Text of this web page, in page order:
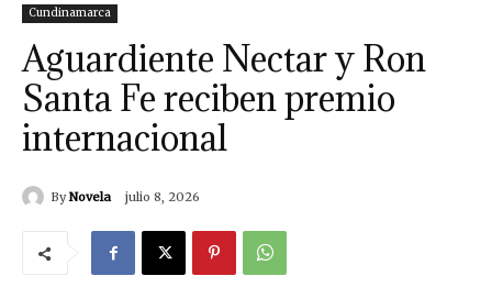
Cundinamarca
Aguardiente Nectar y Ron
Santa Fe reciben premio
internacional
By Novela julio 8, 2026